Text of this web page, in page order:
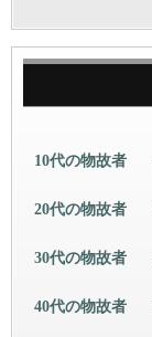
10代の物故者
20代の物故者
30代の物故者
40代の物故者